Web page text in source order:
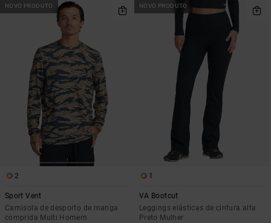
NOVO PRODUTO
2
Sport Vent
Camisola de desporto de manga
comprida Multi Homem
NOVO PRODUTO
1
VA Bootcut
Leggings elásticas de cintura alta
Preto Mulher